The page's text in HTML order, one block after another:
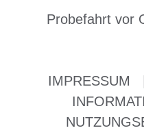
Probefahrt vor
IMPRESSUM